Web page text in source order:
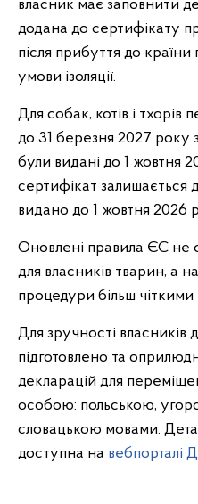
власник має заповнити
додана до сертифікату
після прибуття до
умови ізоляції.
Для собак, котів і тхорів
до 31 березня 2027 року
були видані до 1 жовтня
сертифікат залишається
видано до 1 жовтня 2026
Оновлені правила ЄС не
для власників тварин, а
процедури більш
Для зручності власників
підготовлено та
декларацій для
особою: польською,
словацькою мовами.
доступна на вебпорталі